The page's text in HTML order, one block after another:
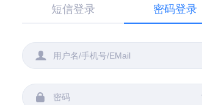
短信登录 密码登录

